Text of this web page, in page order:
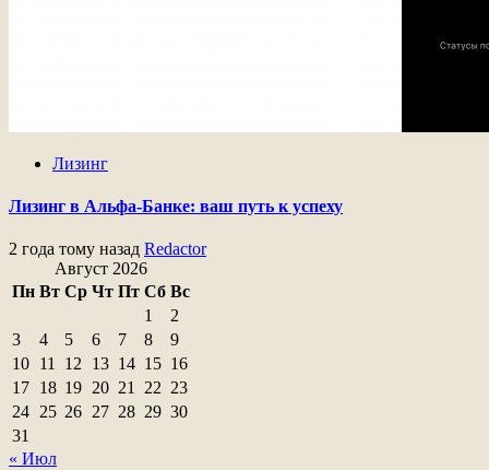
Лизинг
Лизинг в Альфа-Банке: ваш путь к успеху
2 года тому назад Redactor
Август 2026
Пн Вт Ср Чт Пт Сб Вс
1
2
3
4 5 6 7 8
9
10 11 12 13 14 15 16
17 18 19 20 21 22 23
24 25 26 27 28 29 30
31
« Июл